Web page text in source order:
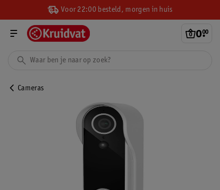
Voor 22:00 besteld, morgen in huis
0.
00
Cameras